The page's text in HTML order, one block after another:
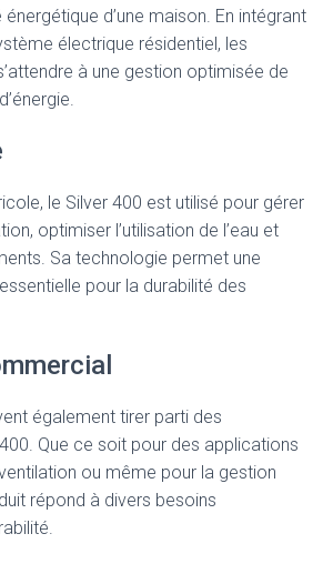
d’une maison. En intégrant
électrique résidentiel, les
à une gestion optimisée de
le Silver 400 est utilisé pour gérer
optimiser l’utilisation de l’eau et
Sa technologie permet une
pour la durabilité des
également tirer parti des
Que ce soit pour des applications
ou même pour la gestion
répond à divers besoins